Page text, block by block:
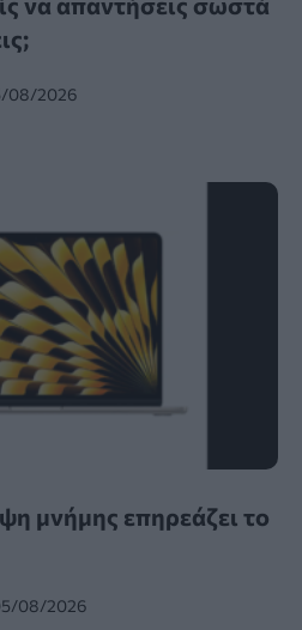
08/2026
μνήμης επηρεάζει το
08/2026